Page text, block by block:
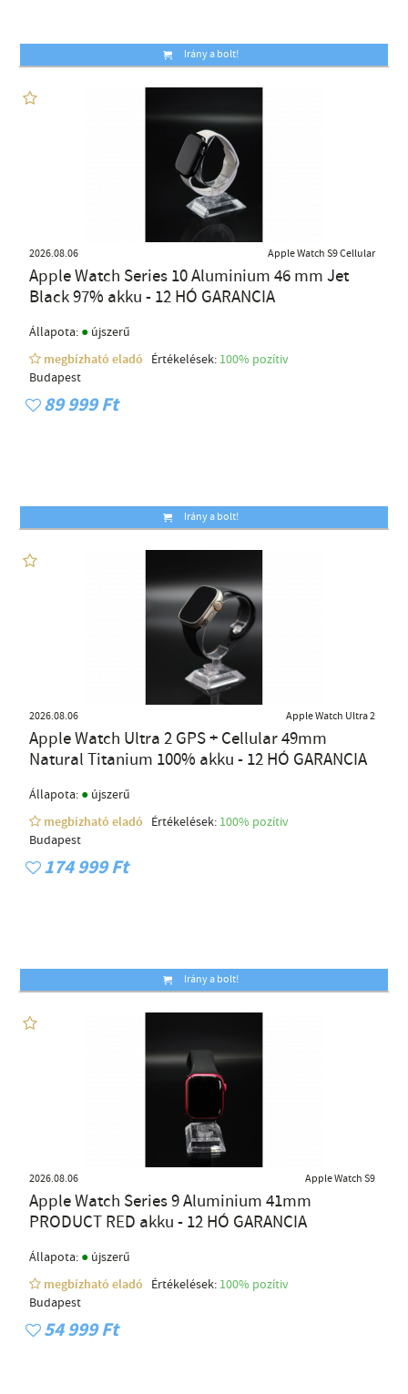
Irány a bolt!
2026.08.06 Apple Watch S9 Cellular
Apple Watch Series 10 Aluminium 46 mm Jet
Black 97% akku - 12 HÓ GARANCIA
Állapota: ● újszerű
megbízható eladó
Értékelések: 100% pozítiv
Budapest
89 999 Ft
Irány a bolt!
2026.08.06 Apple Watch Ultra 2
Apple Watch Ultra 2 GPS + Cellular 49mm
Natural Titanium 100% akku - 12 HÓ GARANCIA
Állapota: ● újszerű
megbízható eladó
Értékelések: 100% pozítiv
Budapest
174 999 Ft
Irány a bolt!
2026.08.06 Apple Watch S9
Apple Watch Series 9 Aluminium 41mm
PRODUCT RED akku - 12 HÓ GARANCIA
Állapota: ● újszerű
megbízható eladó
Értékelések: 100% pozítiv
Budapest
54 999 Ft